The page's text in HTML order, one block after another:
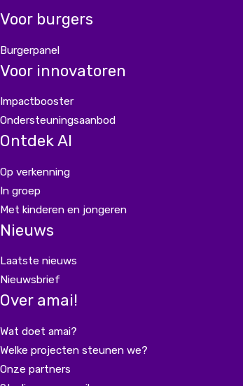
Voor burgers
Burgerpanel
Voor innovatoren
Impactbooster
Ondersteuningsaanbod
Ontdek AI
Op verkenning
In groep
Met kinderen en jongeren
Nieuws
Laatste nieuws
Nieuwsbrief
Over amai!
Wat doet amai?
Welke projecten steunen we?
Onze partners